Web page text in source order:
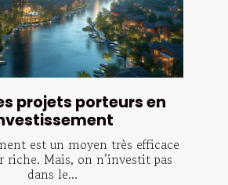
projets porteurs en
est un moyen très efficace
riche. Mais, on n’investit pas
dans le...